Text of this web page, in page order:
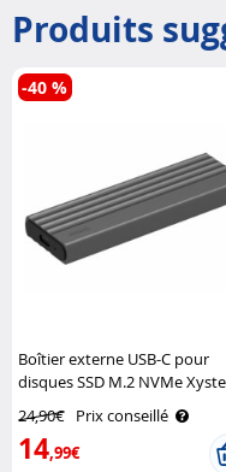
Produits
Boîtier externe USB-C pour
disques SSD M.2 NVMe
24,90€ Prix conseillé
14,99€
-40 %